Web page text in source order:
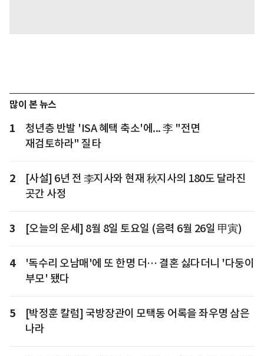
많이 본 뉴스
1
청년층 반발 'ISA 혜택 축소'에... 李 "전면
재검토하라" 질타
2
[사설] 6년 전 李지사와 현재 秋지사의 180도 달라진
곳간 사정
3 [오늘의 운세] 8월 8일 토요일 (음력 6월 26일 甲寅)
4
'독수리 오남매'에 또 한명 더… 결혼 싫다더니 '다둥이
부모' 됐다
5
[박정훈 칼럼] 국방장관이 모택동 어록을 좌우명 삼은
나라